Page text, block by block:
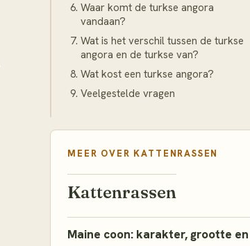
Waar komt de turkse angora
vandaan?
Wat is het verschil tussen de turkse
angora en de turkse van?
Wat kost een turkse angora?
Veelgestelde vragen
MEER OVER KATTENRASSEN
Kattenrassen
Maine coon: karakter, grootte en